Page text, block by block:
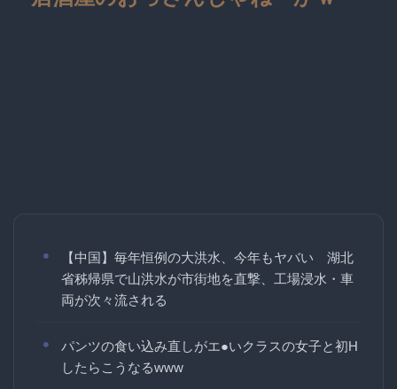
【中国】毎年恒例の大洪水、今年もヤバい 湖北
省秭帰県で山洪水が市街地を直撃、工場浸水・車
両が次々流される
パンツの食い込み直しがエ●いクラスの女子と初H
したらこうなるwww